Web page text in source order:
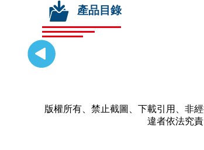
產品目錄
版權所有、禁止截圖、下載引用、非
違者依法究責